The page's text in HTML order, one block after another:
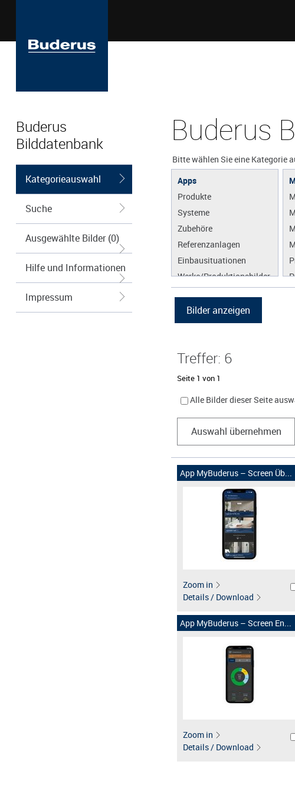
Buderus
Bilddatenbank
Kategorieauswahl
Suche
Ausgewählte Bilder (0)
Hilfe und Informationen
Impressum
Buderus
Bitte wählen Sie eine Kategorie
Apps
Produkte
Systeme
Zubehöre
Referenzanlagen
Einbausituationen
Werke/Produktionsbilder
Grafiken
Treffer: 6
Seite 1 von 1
Alle Bilder dieser Seite
Auswahl übernehmen
App MyBuderus – Screen Üb...
Zoom in
Details / Download
App MyBuderus – Screen En...
Zoom in
Details / Download